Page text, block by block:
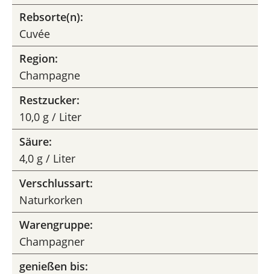
Rebsorte(n):
Cuvée
Region:
Champagne
Restzucker:
10,0 g / Liter
Säure:
4,0 g / Liter
Verschlussart:
Naturkorken
Warengruppe:
Champagner
genießen bis: